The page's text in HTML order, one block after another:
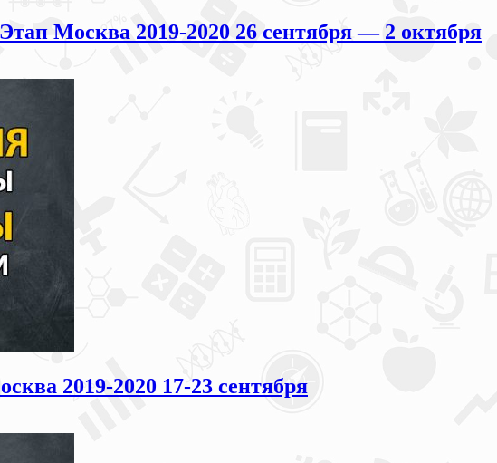
Москва 2019-2020 26 сентября — 2 октября
2019-2020 17-23 сентября